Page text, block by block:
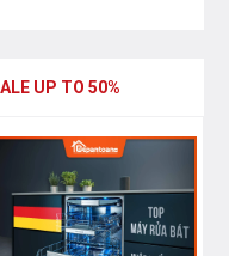
45-65ºC, Tiết kiệm, Yêu
Nhanh 60ºC
UP TO 50%